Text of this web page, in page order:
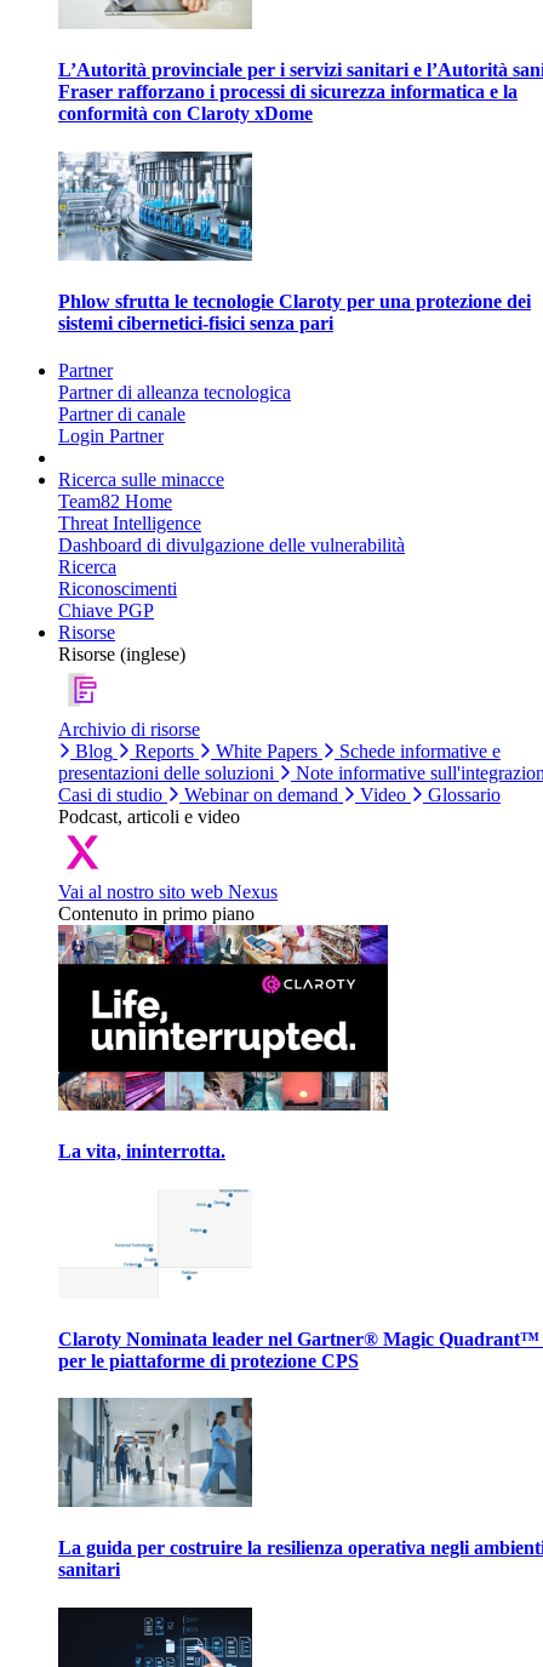
L’Autorità provinciale per i servizi sanitari e l’Autorità
Fraser rafforzano i processi di sicurezza informatica e la
conformità con Claroty xDome
Phlow sfrutta le tecnologie Claroty per una protezione dei
sistemi cibernetici-fisici senza pari
Partner
Partner di alleanza tecnologica
Partner di canale
Login Partner
Ricerca sulle minacce
Team82 Home
Threat Intelligence
Dashboard di divulgazione delle vulnerabilità
Ricerca
Riconoscimenti
Chiave PGP
Risorse
Risorse (inglese)
Archivio di risorse
Blog
Reports White Papers
Schede informative e
presentazioni delle soluzioni
Note informative
Casi di studio
Webinar on demand Video
Glossario
Podcast, articoli e video
Vai al nostro sito web Nexus
Contenuto in primo piano
La vita, ininterrotta.
Claroty Nominata leader nel Gartner® Magic Quadrant™
per le piattaforme di protezione CPS
La guida per costruire la resilienza operativa negli
sanitari